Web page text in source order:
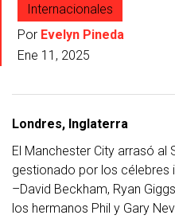
Internacionales
Por Evelyn Pineda
Ene 11, 2025
Londres, Inglaterra
El Manchester City arrasó al
gestionado por los célebres
–David Beckham, Ryan
los hermanos Phil y Gary